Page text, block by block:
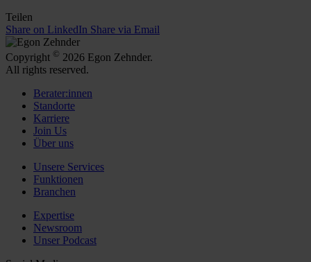
Teilen
Share on LinkedIn Share via Email
Copyright © 2026 Egon Zehnder.
All rights reserved.
Berater:innen
Standorte
Karriere
Join Us
Über uns
Unsere Services
Funktionen
Branchen
Expertise
Newsroom
Unser Podcast